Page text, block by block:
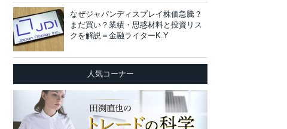
なぜジャパンディスプレイ株価急騰？
まだ買い？業績・思惑材料と投資リス
クを解説＝金融ライターK.Y
人気コーナー